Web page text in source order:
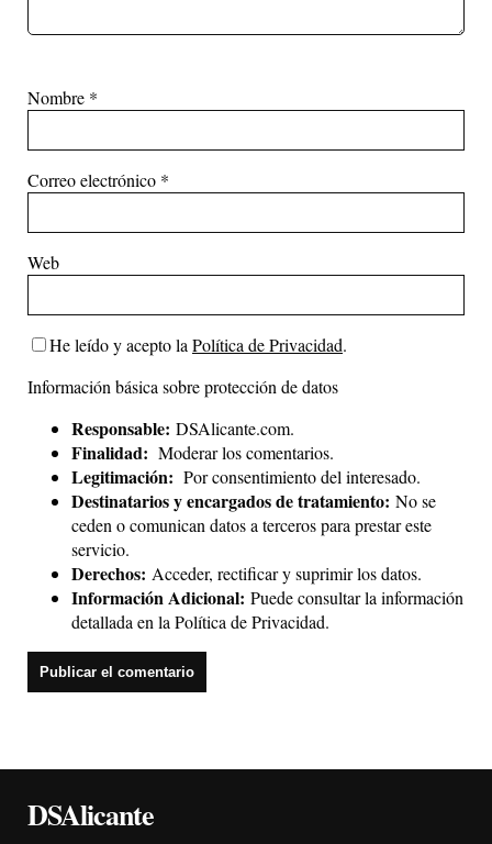
Nombre *
Correo electrónico *
Web
He leído y acepto la Política de Privacidad.
Información básica sobre protección de datos
Responsable: DSAlicante.com.
Finalidad: Moderar los comentarios.
Legitimación: Por consentimiento del interesado.
Destinatarios y encargados de tratamiento: No se
ceden o comunican datos a terceros para prestar este
servicio.
Derechos: Acceder, rectificar y suprimir los datos.
Información Adicional: Puede consultar la información
detallada en la Política de Privacidad.
DSAlicante